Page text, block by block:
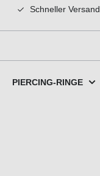
Schneller Versand
PIERCING-RINGE